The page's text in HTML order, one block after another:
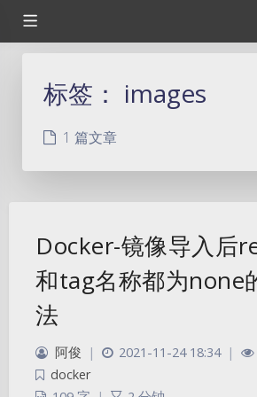
标签： images
1 篇文章
Docker-镜像导入后
和tag名称都为none
法
阿俊 | 2021-11-24 18:34 |
docker